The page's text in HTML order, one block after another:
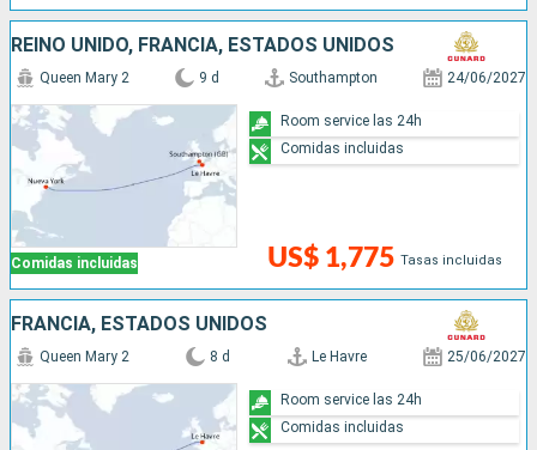
REINO UNIDO, FRANCIA, ESTADOS UNIDOS
Comidas incluidas
Queen Mary 2 9 d Southampton 24/06/2027
US$ 1,775 Tasas incluidas
Room service las 24h
Comidas incluidas
FRANCIA, ESTADOS UNIDOS
Queen Mary 2 8 d Le Havre 25/06/2027
Room service las 24h
Comidas incluidas